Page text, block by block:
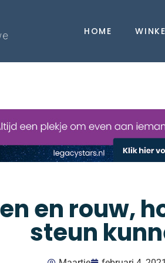
HOME
en rouw,
steun